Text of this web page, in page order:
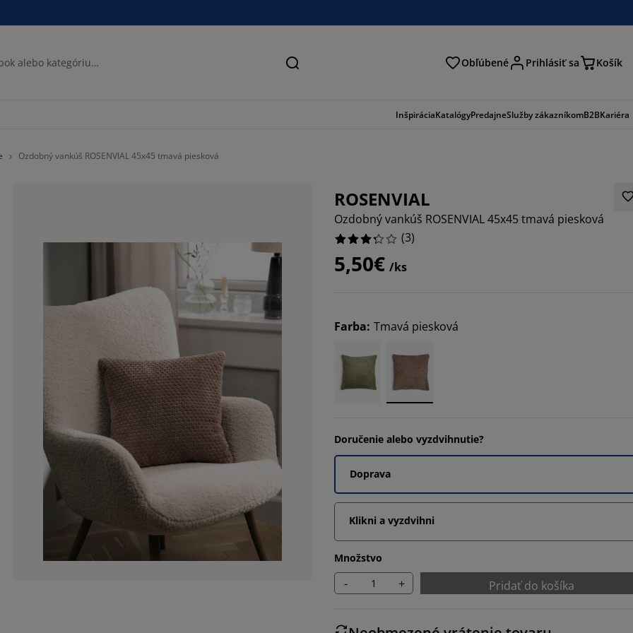
Hľadať Obľúbené Prihlásiť sa Košík
InšpiráciaKatalógyPredajneSlužby zákazníkomB2BKariéra
Ozdobný vankúš ROSENVIAL 45x45 tmavá piesková
ROSENVIAL
Ozdobný vankúš ROSENVIAL 45x45 tmavá piesková
(3)
5,50€ /ks
Farba: Tmavá piesková
Doručenie alebo vyzdvihnutie?
Doprava
Klikni a vyzdvihni
Množstvo
- + Pridať do košíka
33.33333333333333%
33.33333333333333%
33.33333333333333%